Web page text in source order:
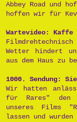
Abbey Road und
hoffen wir für
Wartevideo: Kaffe
Wetter hindert
aus dem Haus zu
1000. Sendung:
Wir hatten
für Rares" den
unseres Films
lassen und wurden